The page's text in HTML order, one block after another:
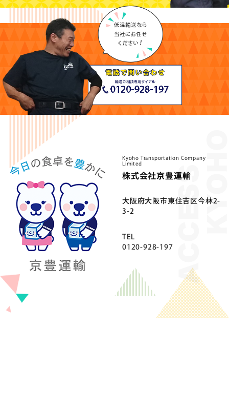
Kyoho Transportation Company
Limited
株式会社京豊運輸
⼤阪府⼤阪市東住吉区今林2-
3-2
TEL
0120-928-197